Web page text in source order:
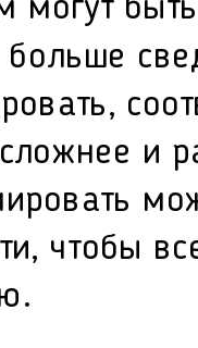
могут
больше
сложнее и
чтобы